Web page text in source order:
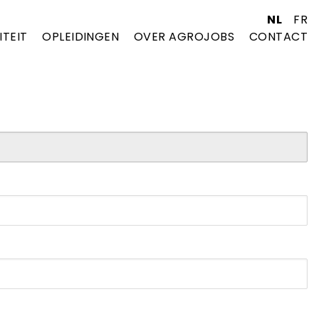
NL FR
OPLEIDINGEN OVER AGROJOBS CONTACT